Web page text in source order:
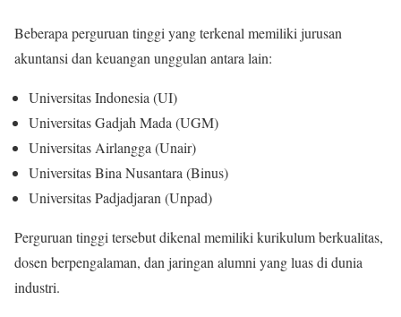
Beberapa perguruan tinggi yang terkenal memiliki jurusan
akuntansi dan keuangan unggulan antara lain:
Universitas Indonesia (UI)
Universitas Gadjah Mada (UGM)
Universitas Airlangga (Unair)
Universitas Bina Nusantara (Binus)
Universitas Padjadjaran (Unpad)
Perguruan tinggi tersebut dikenal memiliki kurikulum berkualitas,
dosen berpengalaman, dan jaringan alumni yang luas di dunia
industri.